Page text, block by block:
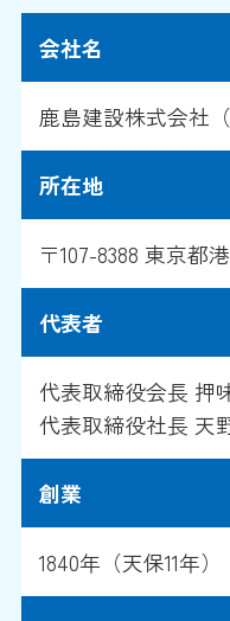
会社名
鹿島建設株式会社（
所在地
〒107-8388 東京都
代表者
代表取締役会長 押
代表取締役社長 天
創業
1840年（天保11年）